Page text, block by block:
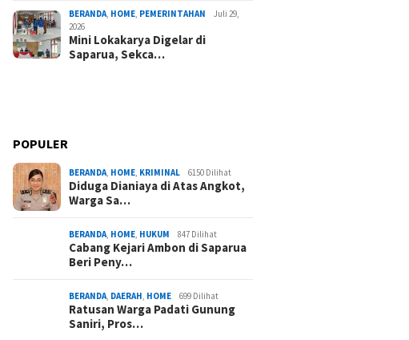
BERANDA, HOME, PEMERINTAHAN
Juli 29,
2026
Mini Lokakarya Digelar di
Saparua, Sekca…
POPULER
BERANDA, HOME, KRIMINAL 6150 Dilihat
Diduga Dianiaya di Atas Angkot,
Warga Sa…
BERANDA, HOME, HUKUM 847 Dilihat
Cabang Kejari Ambon di Saparua
Beri Peny…
BERANDA, DAERAH, HOME 699 Dilihat
Ratusan Warga Padati Gunung
Saniri, Pros…